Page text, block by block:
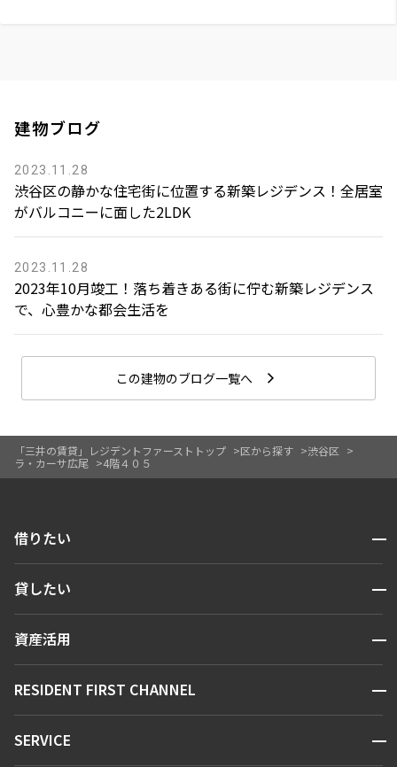
「三井の賃貸」レジデントファーストトップ 区から探す
渋谷区
ラ・カーサ広尾
4階４０５
建物ブログ
2023.11.28
渋谷区の静かな住宅街に位置する新築レジデンス！全居室
がバルコニーに面した2LDK
2023.11.28
2023年10月竣工！落ち着きある街に佇む新築レジデンス
で、心豊かな都会生活を
この建物のブログ一覧へ
借りたい 開閉
人気エリアから探す
新着情報から探す
貸したい 開閉
お問い合わせ
資産活用 開閉
お問い合わせ
RESIDENT FIRST CHANNEL 開閉
マンションレポート
SERVICE 開閉